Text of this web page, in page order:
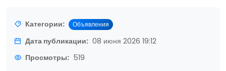
Категории: Объявления
Дата публикации: 08 июня 2026 19:12
Просмотры: 519